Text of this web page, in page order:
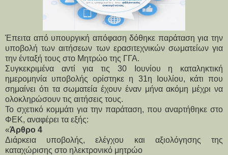
Έπειτα από υπουργική απόφαση δόθηκε παράταση για την
υποβολή των αιτήσεων των ερασιτεχνικών σωματείων για
την ένταξή τους στο Μητρώο της ΓΓΑ.
Συγκεκριμένα αντί για τις 30 Ιουνίου η καταληκτική
ημερομηνία υποβολής ορίστηκε η 31η Ιουλίου, κάτι που
σημαίνει ότι τα σωματεία έχουν έναν μήνα ακόμη μέχρι να
ολοκληρώσουν τις αιτήσεις τους.
Το σχετικό κομμάτι για την παράταση, που αναρτήθηκε στο
ΦΕΚ, αναφέρει τα εξής:
«Άρθρο 4
Διάρκεια υποβολής, ελέγχου και αξιολόγησης της
καταχώρισης στο ηλεκτρονικό μητρώο